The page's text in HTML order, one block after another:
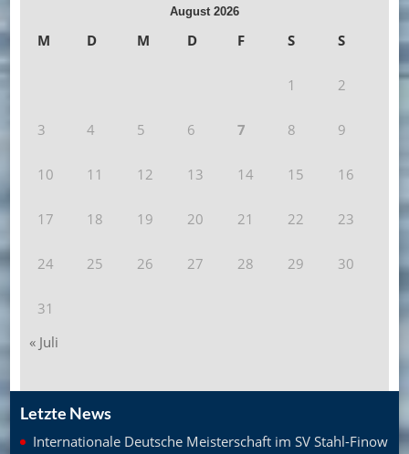
August 2026
M D M D F S S
1 2
3 4 5 6 7 8 9
10 11 12 13 14 15 16
17 18 19 20 21 22 23
24 25 26 27 28 29 30
31
« Juli
Letzte News
Internationale Deutsche Meisterschaft im SV Stahl-Finow